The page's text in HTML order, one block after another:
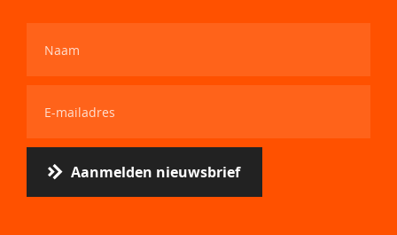
Aanmelden nieuwsbrief